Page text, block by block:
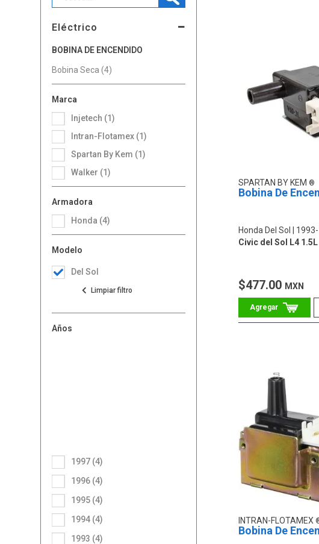
Eléctrico
BOBINA DE ENCENDIDO
Bobina Seca (4)
Marca
Injetech (1)
Intran-Flotamex (1)
Spartan By Kem (1)
Walker (1)
Armadora
Honda (4)
Modelo
Del Sol
Años
1993 (4)
1994 (4)
1995 (4)
1996 (4)
1997 (4)
SPARTAN BY KEM
Bobina De
Honda Del Sol
Civic del Sol L4
$477.00 MXN
INTRAN-FLOTAMEX
Bobina De